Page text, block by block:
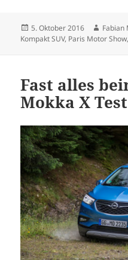
Veröffentlicht
am
5. Oktober 2016 Autor
Fabian
Kompakt SUV, Paris Motor Show
Fast alles
Mokka X Test